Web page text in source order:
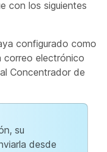
con los siguientes
configurado como
correo electrónico
Concentrador de
su
desde